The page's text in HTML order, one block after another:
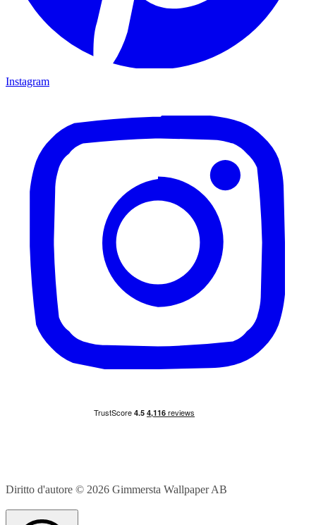
Instagram
Diritto d'autore © 2026 Gimmersta Wallpaper AB